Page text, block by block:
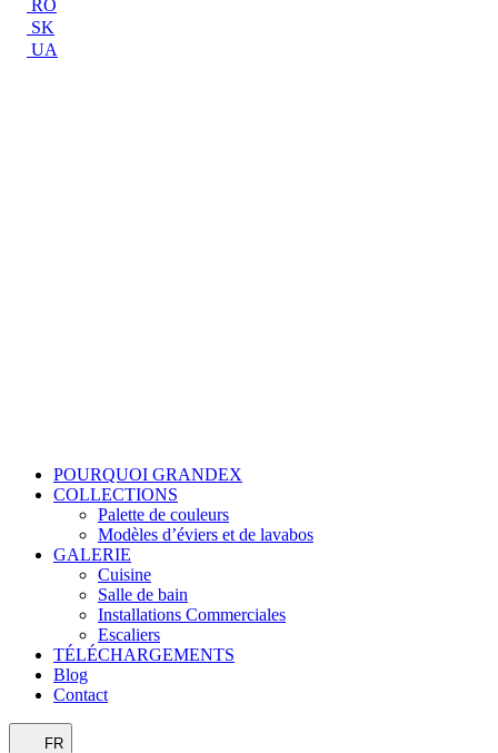
RO
SK
UA
POURQUOI GRANDEX
COLLECTIONS
Palette de couleurs
Modèles d’éviers et de lavabos
GALERIE
Cuisine
Salle de bain
Installations Commerciales
Escaliers
TÉLÉCHARGEMENTS
Blog
Contact
FR